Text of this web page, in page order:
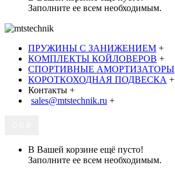
Заполните ее всем необходимым.
ПРУЖИНЫ С ЗАНИЖЕНИЕМ +
КОМПЛЕКТЫ КОЙЛОВЕРОВ +
СПОРТИВНЫЕ АМОРТИЗАТОРЫ
КОРОТКОХОДНАЯ ПОДВЕСКА +
Контакты +
sales@mtstechnik.ru +
В Вашей корзине ещё пусто!
Заполните ее всем необходимым.